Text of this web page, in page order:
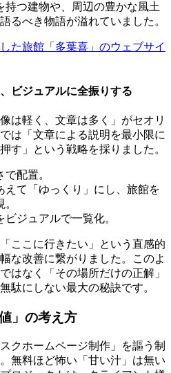
持つ建物や、周辺の豊かな風土
るべき物語が溢れていました。
た旅館「多葉喜」のウェブサイ
ビジュアルに全振りする
は軽く、文章は多く」がセオリ
は「文章による説明を最小限に
す」という戦略を採りました。
配置。
えて「ゆっくり」にし、旅館を
ジュアルで一覧化。
ここに行きたい」という直感的
な改善に繋がりました。このよ
はなく「その場所だけの正解」
駄にしない最大の秘訣です。
」の考え方
クホームページ制作」を謳う制
無料ほど怖い「甘い汁」は無い